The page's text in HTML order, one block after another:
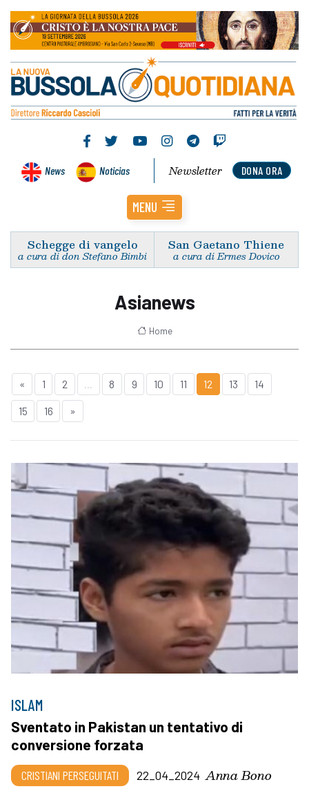
News Noticias DONA ORA
Newsletter
MENU
Schegge di vangelo
a cura di don Stefano Bimbi
San Gaetano Thiene
a cura di Ermes Dovico
Asianews
Home
« 1 2 8 9 10 11 12 13 14
15 16 »
ISLAM
Sventato in Pakistan un tentativo di
conversione forzata
CRISTIANI PERSEGUITATI 22_04_2024 Anna Bono